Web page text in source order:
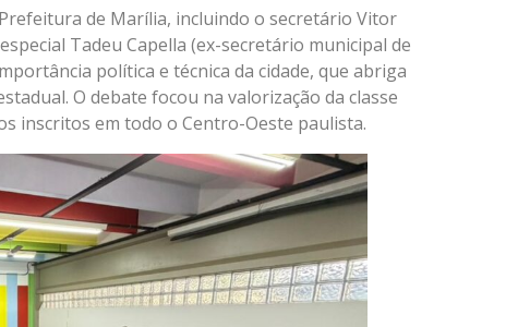
de Marília, incluindo o secretário Vitor
Tadeu Capella (ex-secretário municipal de
política e técnica da cidade, que abriga
O debate focou na valorização da classe
inscritos em todo o Centro-Oeste paulista.